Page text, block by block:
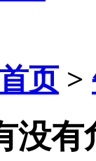
页>
没有